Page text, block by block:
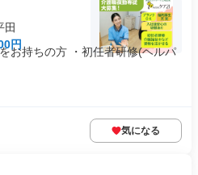
田
円
お持ちの方 ・初任者研修(ヘルパ
気になる